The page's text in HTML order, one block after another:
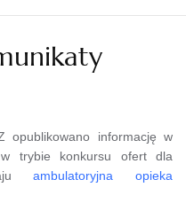
opublikowano informację w
w trybie konkursu ofert dla
ambulatoryjna opieka